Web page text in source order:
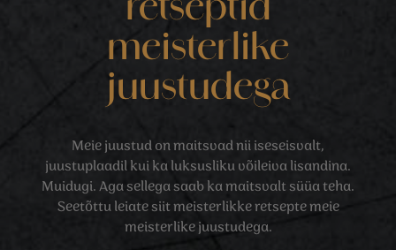
retseptid
meisterlike
juustudega
Meie juustud on maitsvad nii iseseisvalt,
juustuplaadil kui ka luksusliku võileiva lisandina.
Muidugi. Aga sellega saab ka maitsvalt süüa teha.
Seetõttu leiate siit meisterlikke retsepte meie
meisterlike juustudega.